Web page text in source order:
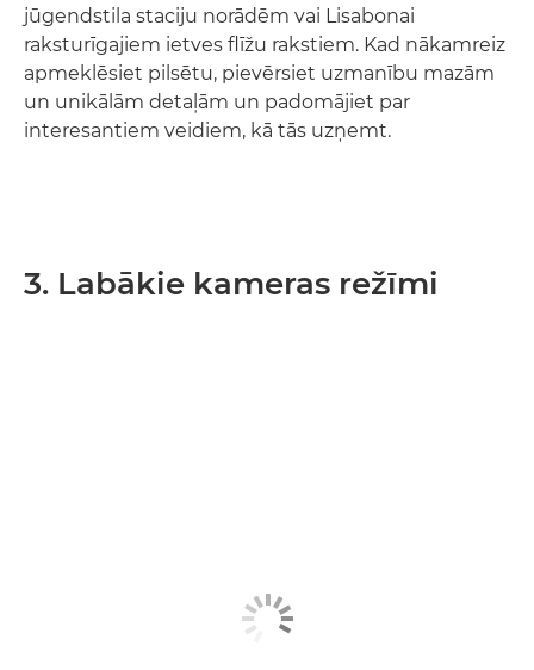
jūgendstila staciju norādēm vai Lisabonai
raksturīgajiem ietves flīžu rakstiem. Kad nākamreiz
apmeklēsiet pilsētu, pievērsiet uzmanību mazām
un unikālām detaļām un padomājiet par
interesantiem veidiem, kā tās uzņemt.
3. Labākie kameras režīmi